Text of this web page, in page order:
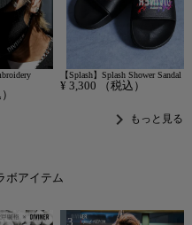
【Splash】Splash Shower Sandal
¥ 3,300 （税込）
chevron_right もっと見る
ボアイテム